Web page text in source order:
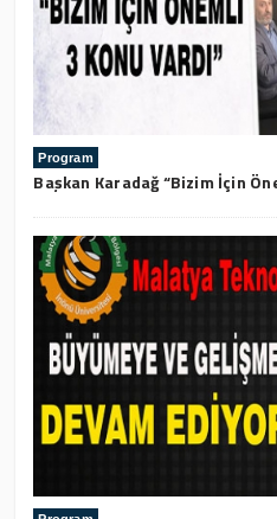
Program
Başkan Karadağ “Bizim İçin